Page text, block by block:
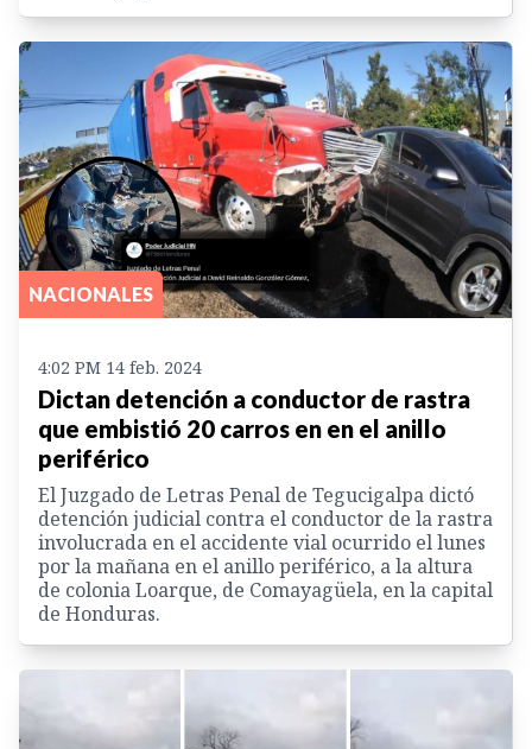
NACIONALES
4:02 PM 14 feb. 2024
Dictan detención a conductor de rastra
que embistió 20 carros en en el anillo
periférico
El Juzgado de Letras Penal de Tegucigalpa dictó
detención judicial contra el conductor de la rastra
involucrada en el accidente vial ocurrido el lunes
por la mañana en el anillo periférico, a la altura
de colonia Loarque, de Comayagüela, en la capital
de Honduras.